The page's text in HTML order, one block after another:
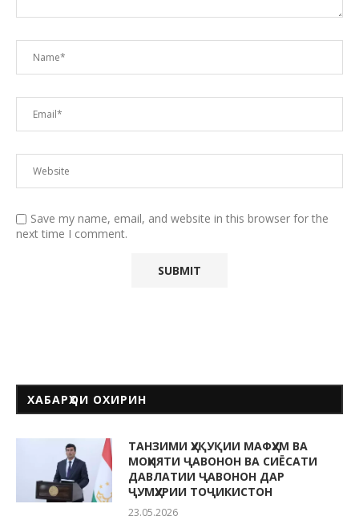
Save my name, email, and website in this browser for the
next time I comment.
ХАБАРҲОИ ОХИРИН
ТАНЗИМИ ҲУҚУҚИИ МАФҲУМ ВА
МОҲИЯТИ ҶАВОНОН ВА СИЁСАТИ
ДАВЛАТИИ ҶАВОНОН ДАР
ҶУМҲУРИИ ТОҶИКИСТОН
23.05.2026